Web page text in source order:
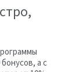
а с